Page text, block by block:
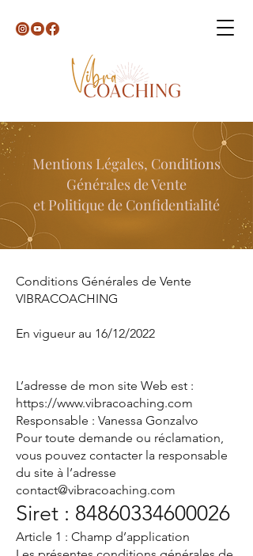
​Mentions Légales, Conditions
Générales de Vente
et Politique de Confidentialité
Conditions Générales de Vente
VIBRACOACHING
En vigueur au 16/12/2022
L’adresse de mon site Web est :
https://www.vibracoaching.com
Responsable : Vanessa Gonzalvo
Pour toute demande ou réclamation,
vous pouvez contacter la responsable
du site à l’adresse
contact@vibracoaching.com
Siret : 84860334600026
Article 1 : Champ d’application